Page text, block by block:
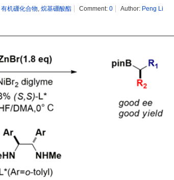
有机硼化合物, 烷基硼酸酯 Comment: 0 Author: Peng Li